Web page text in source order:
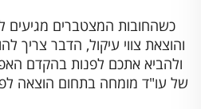
כשהחובות המצטברים מגיעים
והוצאת צווי עיקול, הדבר צריך
ולהביא אתכם לפנות בהקדם
של עו"ד מומחה בתחום הוצאה